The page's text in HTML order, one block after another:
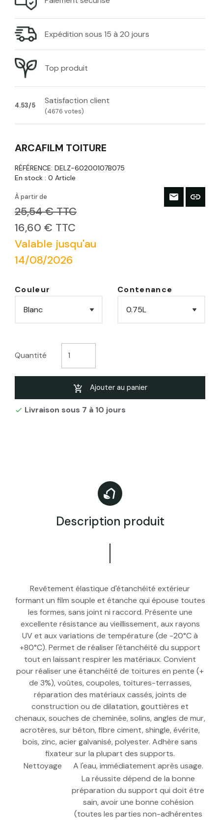
Expédition sous 15 à 20 jours
Top produit
4.53/5 Satisfaction client
(4676 votes)
ARCAFILM TOITURE
RÉFÉRENCE: DELZ-60200107B075
En stock : 0 Article
À partir de
25,54 € TTC
16,60 € TTC
Valable jusqu'au
14/08/2026
Couleur Contenance
Quantité
Ajouter au panier
 Livraison sous 7 à 10 jours
Description produit
Revêtement élastique d'étanchéité extérieur
formant un film souple et étanche qui épouse toutes
les formes, sans joint ni raccord. Présente une
excellente résistance au vieillissement, aux rayons
UV et aux variations de température (de -20°C à
+80°C). Permet de réaliser l'étanchéité du support
tout en laissant respirer les matériaux. Convient
pour réaliser une étanchéité de toitures en pente (+
de 3%), voûtes, coupoles, toitures-terrasses,
réparation des matériaux cassés, joints de
construction ou de dilatation, gouttières et
chenaux, souches de cheminée, solins, angles de mur,
acrotères, sur béton, fibre ciment, shingle, évérite,
bois, zinc, acier galvanisé, polyester. Adhère sans
fixateur sur la plupart des supports.
Nettoyage
A l'eau, immédiatement après usage.
La réussite dépend de la bonne
préparation du support qui doit être
sain, avoir une bonne cohésion
(toutes les parties non-adhérentes